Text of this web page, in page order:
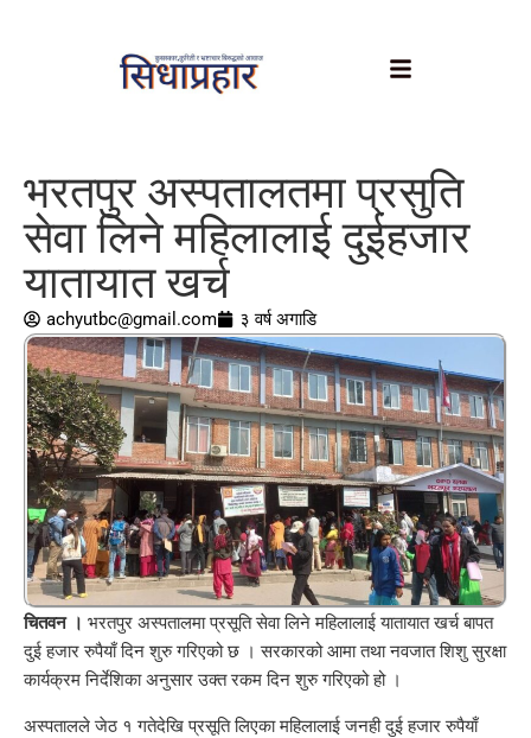
भरतपुर अस्पतालतमा प्रसुति
सेवा लिने महिलालाई दुईहजार
यातायात खर्च
achyutbc@gmail.com ३ वर्ष अगाडि
चितवन । भरतपुर अस्पतालमा प्रसूति सेवा लिने महिलालाई यातायात खर्च बापत
दुई हजार रुपैयाँ दिन शुरु गरिएको छ । सरकारको आमा तथा नवजात शिशु सुरक्षा
कार्यक्रम निर्देशिका अनुसार उक्त रकम दिन शुरु गरिएको हो ।
अस्पतालले जेठ १ गतेदेखि प्रसूति लिएका महिलालाई जनही दुई हजार रुपैयाँ